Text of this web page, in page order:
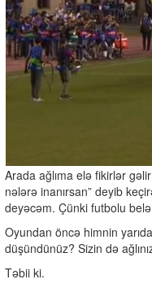
Arada ağlıma elə fikirlər
nələrə inanırsan” deyib
deyəcəm. Çünki futbolu
Oyundan öncə himnin
düşündünüz? Sizin də
Təbii ki.